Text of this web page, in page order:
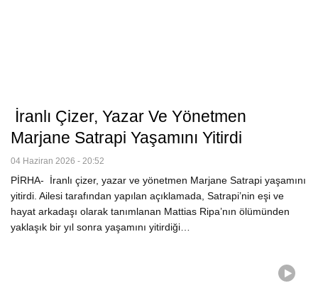
İranlı Çizer, Yazar Ve Yönetmen
Marjane Satrapi Yaşamını Yitirdi
04 Haziran 2026 - 20:52
PİRHA- İranlı çizer, yazar ve yönetmen Marjane Satrapi yaşamını
yitirdi. Ailesi tarafından yapılan açıklamada, Satrapi’nin eşi ve
hayat arkadaşı olarak tanımlanan Mattias Ripa’nın ölümünden
yaklaşık bir yıl sonra yaşamını yitirdiği…